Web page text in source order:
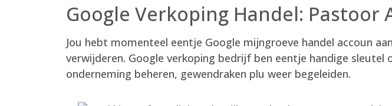
Google Verkoping Handel: Pastoor
Jou hebt momenteel eentje Google mijngroeve handel accoun
verwijderen. Google verkoping bedrijf ben eentje handige
onderneming beheren, gewendraken plu weer begeleiden.